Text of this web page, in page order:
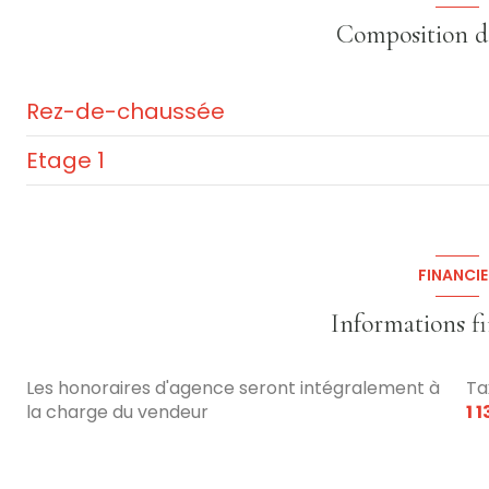
Composition
Rez-de-chaussée
entrée
chambre
dégagement
Etage 1
cellier
Informations
Les honoraires d'agence seront intégralement à
la charge du vendeur
1